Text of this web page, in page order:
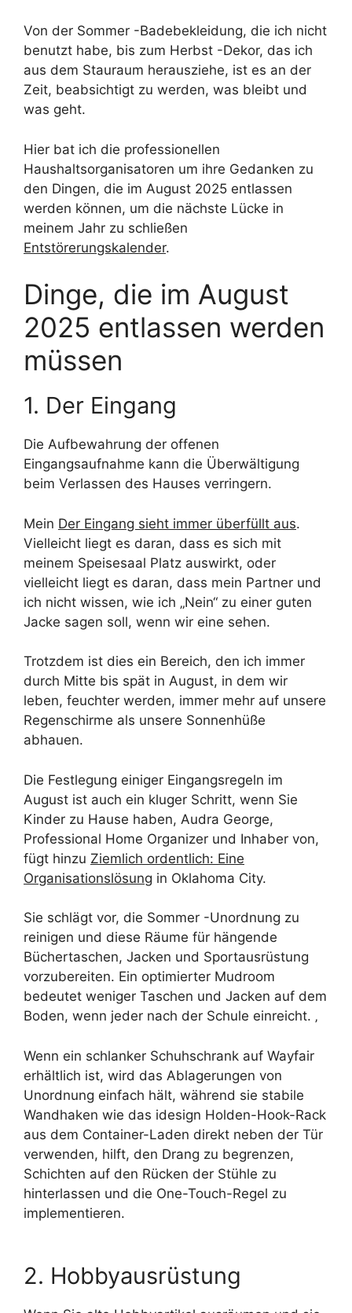
Von der Sommer -Badebekleidung, die ich nicht
benutzt habe, bis zum Herbst -Dekor, das ich
aus dem Stauraum herausziehe, ist es an der
Zeit, beabsichtigt zu werden, was bleibt und
was geht.
Hier bat ich die professionellen
Haushaltsorganisatoren um ihre Gedanken zu
den Dingen, die im August 2025 entlassen
werden können, um die nächste Lücke in
meinem Jahr zu schließen
Entstörerungskalender.
Dinge, die im August
2025 entlassen werden
müssen
1. Der Eingang
Die Aufbewahrung der offenen
Eingangsaufnahme kann die Überwältigung
beim Verlassen des Hauses verringern.
Mein Der Eingang sieht immer überfüllt aus.
Vielleicht liegt es daran, dass es sich mit
meinem Speisesaal Platz auswirkt, oder
vielleicht liegt es daran, dass mein Partner und
ich nicht wissen, wie ich „Nein“ zu einer guten
Jacke sagen soll, wenn wir eine sehen.
Trotzdem ist dies ein Bereich, den ich immer
durch Mitte bis spät in August, in dem wir
leben, feuchter werden, immer mehr auf unsere
Regenschirme als unsere Sonnenhüße
abhauen.
Die Festlegung einiger Eingangsregeln im
August ist auch ein kluger Schritt, wenn Sie
Kinder zu Hause haben, Audra George,
Professional Home Organizer und Inhaber von,
fügt hinzu Ziemlich ordentlich: Eine
Organisationslösung in Oklahoma City.
Sie schlägt vor, die Sommer -Unordnung zu
reinigen und diese Räume für hängende
Büchertaschen, Jacken und Sportausrüstung
vorzubereiten. Ein optimierter Mudroom
bedeutet weniger Taschen und Jacken auf dem
Boden, wenn jeder nach der Schule einreicht. ‚
Wenn ein schlanker Schuhschrank auf Wayfair
erhältlich ist, wird das Ablagerungen von
Unordnung einfach hält, während sie stabile
Wandhaken wie das idesign Holden-Hook-Rack
aus dem Container-Laden direkt neben der Tür
verwenden, hilft, den Drang zu begrenzen,
Schichten auf den Rücken der Stühle zu
hinterlassen und die One-Touch-Regel zu
implementieren.
2. Hobbyausrüstung